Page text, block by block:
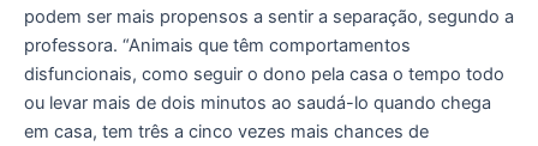
podem ser mais propensos a sentir a separação, segundo a
professora. “Animais que têm comportamentos
disfuncionais, como seguir o dono pela casa o tempo todo
ou levar mais de dois minutos ao saudá-lo quando chega
em casa, tem três a cinco vezes mais chances de